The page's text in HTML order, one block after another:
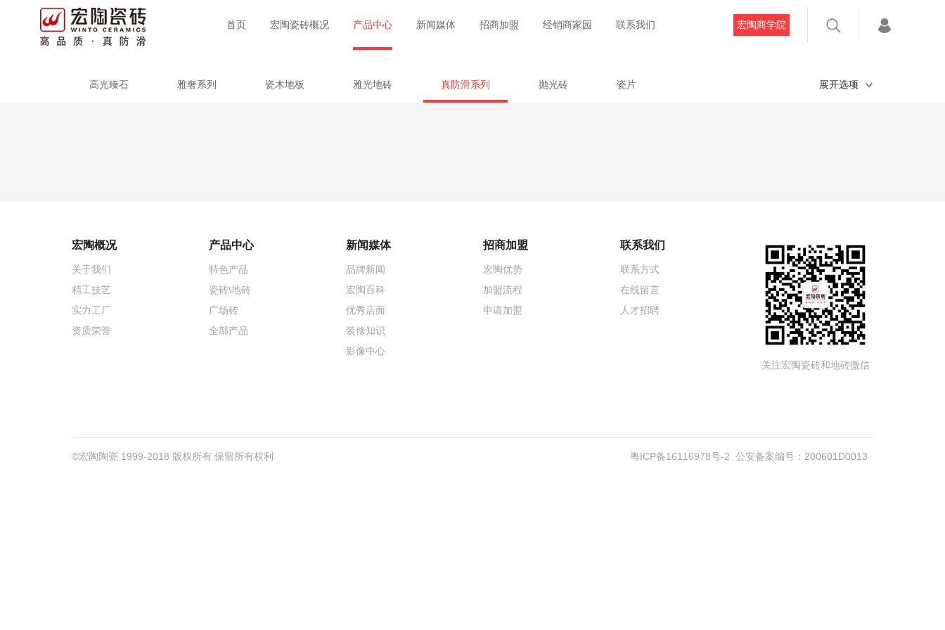
首页 宏陶瓷砖概况 产品中心 新闻媒体 招商加盟 经销商家园 联系我们 宏陶商学院
高光臻石 雅奢系列 瓷木地板 雅光地砖 真防滑系列 抛光砖 瓷片 展开选项
宏陶概况
关于我们
精工技艺
实力工厂
资质荣誉
产品中心
特色产品
瓷砖\地砖
广场砖
全部产品
新闻媒体
品牌新闻
宏陶百科
优秀店面
装修知识
影像中心
招商加盟
宏陶优势
加盟流程
申请加盟
联系我们
联系方式
在线留言
人才招聘
关注宏陶瓷砖和地砖微信
©宏陶陶瓷 1999-2018 版权所有 保留所有权利 粤ICP备16116978号-2 公安备案编号：200601D0013